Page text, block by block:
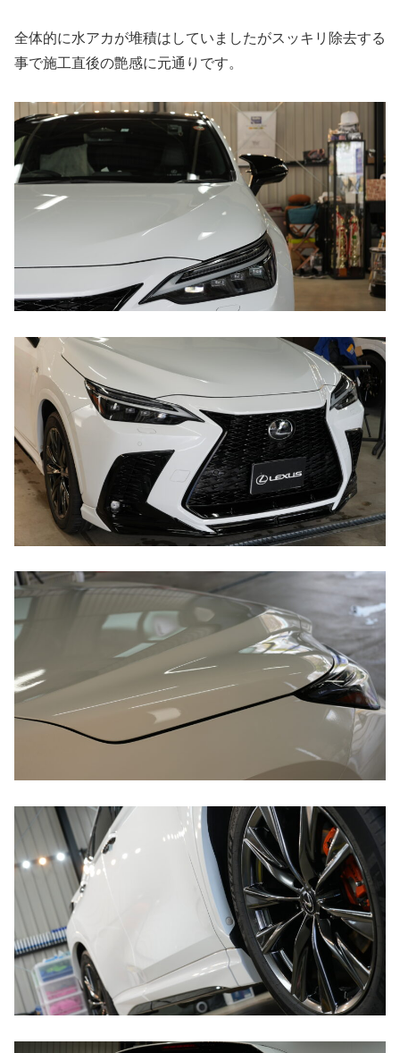
全体的に水アカが堆積はしていましたがスッキリ除去する
事で施工直後の艶感に元通りです。